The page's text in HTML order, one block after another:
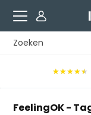
★★★★★
★★★★★
FeelingOK -